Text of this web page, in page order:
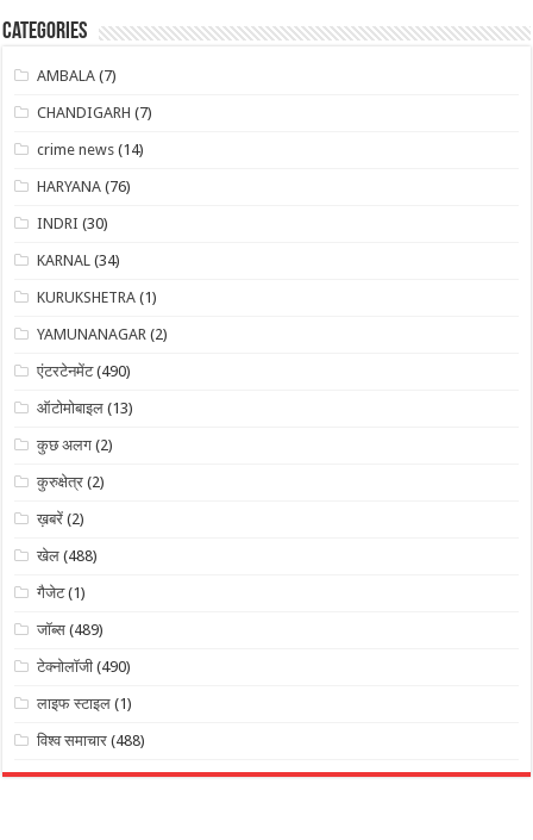
Categories
AMBALA (7)
CHANDIGARH (7)
crime news (14)
HARYANA (76)
INDRI (30)
KARNAL (34)
KURUKSHETRA (1)
YAMUNANAGAR (2)
एंटरटेनमेंट(490)
ऑटोमोबाइल (13)
कुछ अलग (2)
कुरुक्षेत्र (2)
ख़बरें (2)
खेल (488)
गैजेट(1)
जॉब्स (489)
टेक्नोलॉजी (490)
लाइफ स्टाइल (1)
विश्व समाचार (488)